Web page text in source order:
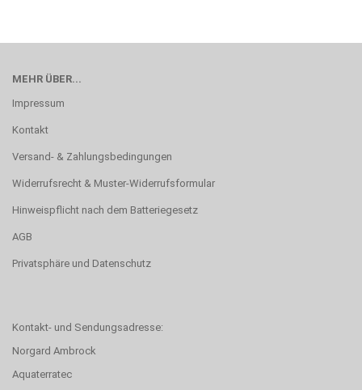
MEHR ÜBER...
Impressum
Kontakt
Versand- & Zahlungsbedingungen
Widerrufsrecht & Muster-Widerrufsformular
Hinweispflicht nach dem Batteriegesetz
AGB
Privatsphäre und Datenschutz
Kontakt- und Sendungsadresse:
Norgard Ambrock
Aquaterratec